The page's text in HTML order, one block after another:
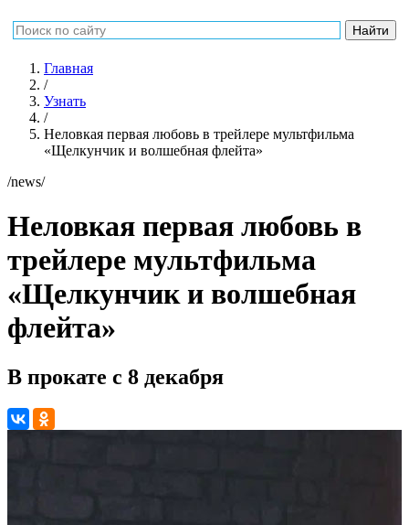
Главная
/
Узнать
/
Неловкая первая любовь в трейлере мультфильма
«Щелкунчик и волшебная флейта»
/news/
Неловкая первая любовь в
трейлере мультфильма
«Щелкунчик и волшебная
флейта»
В прокате с 8 декабря